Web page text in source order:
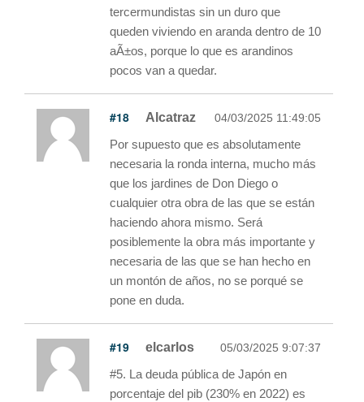
tercermundistas sin un duro que
queden viviendo en aranda dentro de 10
aÃ±os, porque lo que es arandinos
pocos van a quedar.
#18 Alcatraz 04/03/2025 11:49:05
Por supuesto que es absolutamente
necesaria la ronda interna, mucho más
que los jardines de Don Diego o
cualquier otra obra de las que se están
haciendo ahora mismo. Será
posiblemente la obra más importante y
necesaria de las que se han hecho en
un montón de años, no se porqué se
pone en duda.
#19 elcarlos 05/03/2025 9:07:37
#5. La deuda pública de Japón en
porcentaje del pib (230% en 2022) es